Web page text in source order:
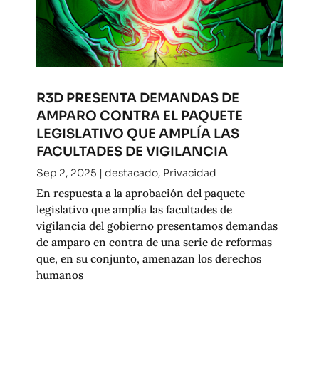
R3D PRESENTA DEMANDAS DE
AMPARO CONTRA EL PAQUETE
LEGISLATIVO QUE AMPLÍA LAS
FACULTADES DE VIGILANCIA
Sep 2, 2025 | destacado, Privacidad
En respuesta a la aprobación del paquete
legislativo que amplía las facultades de
vigilancia del gobierno presentamos demandas
de amparo en contra de una serie de reformas
que, en su conjunto, amenazan los derechos
humanos